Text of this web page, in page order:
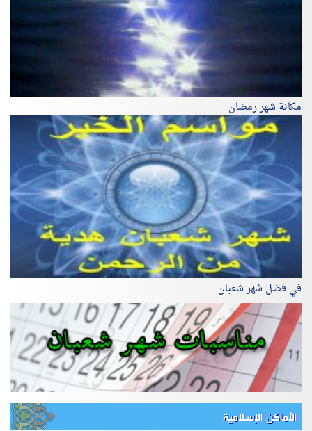
مكانة شهر رمضان
في فضل شهر شعبان
الأماكن الإسلامية